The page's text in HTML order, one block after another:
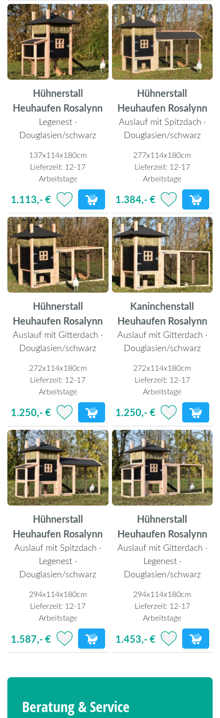
Beratung & Service
Hühnerstall
Heuhaufen Rosalynn
Legenest ·
Douglasien/schwarz
137x114x180cm
Lieferzeit: 12-17
Arbeitstage
1.113,- €
Hühnerstall
Heuhaufen Rosalynn
Auslauf mit Spitzdach ·
Douglasien/schwarz
277x114x180cm
Lieferzeit: 12-17
Arbeitstage
1.384,- €
Hühnerstall
Heuhaufen Rosalynn
Auslauf mit Gitterdach ·
Douglasien/schwarz
272x114x180cm
Lieferzeit: 12-17
Arbeitstage
1.250,- €
Kaninchenstall
Heuhaufen Rosalynn
Auslauf mit Gitterdach ·
Douglasien/schwarz
272x114x180cm
Lieferzeit: 12-17
Arbeitstage
1.250,- €
Hühnerstall
Heuhaufen Rosalynn
Auslauf mit Spitzdach ·
Legenest ·
Douglasien/schwarz
294x114x180cm
Lieferzeit: 12-17
Arbeitstage
1.587,- €
Hühnerstall
Heuhaufen Rosalynn
Auslauf mit Gitterdach ·
Legenest ·
Douglasien/schwarz
294x114x180cm
Lieferzeit: 12-17
Arbeitstage
1.453,- €